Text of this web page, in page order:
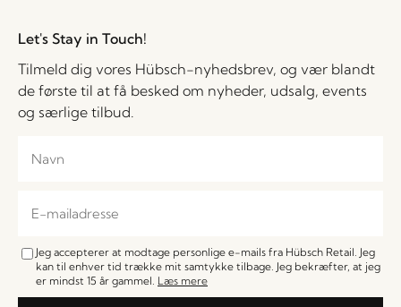
Let's Stay in Touch!
Tilmeld dig vores Hübsch-nyhedsbrev, og vær blandt
de første til at få besked om nyheder, udsalg, events
og særlige tilbud.
Jeg accepterer at modtage personlige e-mails fra Hübsch Retail. Jeg
kan til enhver tid trække mit samtykke tilbage. Jeg bekræfter, at jeg
er mindst 15 år gammel. Læs mere